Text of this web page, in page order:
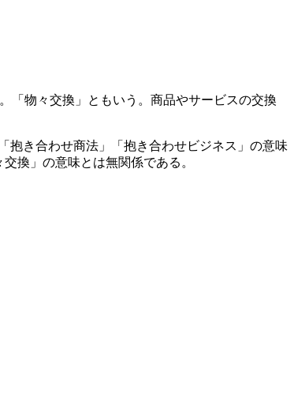
「物々交換」ともいう。商品やサービスの交換
抱き合わせ商法」「抱き合わせビジネス」の意味
換」の意味とは無関係である。